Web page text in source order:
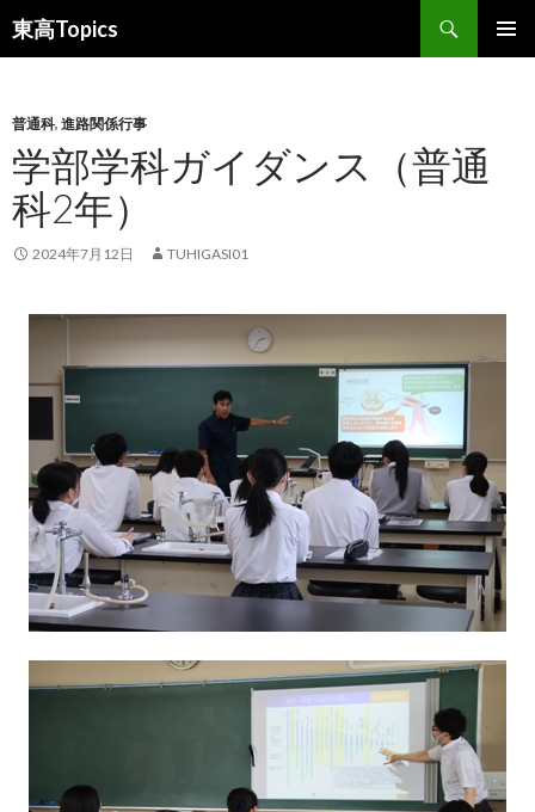
東高Topics
検
索
ン
ツ
へ
ス
キ
ッ
普通科, 進路関係行事
学部学科ガイダンス（普通
科2年）
2024年7月12日 TUHIGASI01